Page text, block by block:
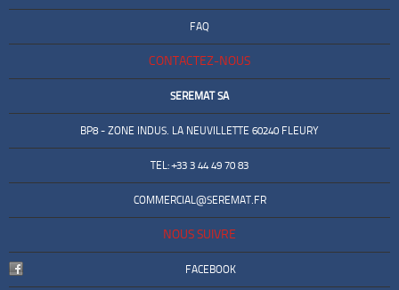
FAQ
CONTACTEZ-NOUS
SEREMAT SA
BP8 - ZONE INDUS. LA NEUVILLETTE 60240 FLEURY
TEL: +33 3 44 49 70 83
COMMERCIAL@SEREMAT.FR
NOUS SUIVRE
FACEBOOK